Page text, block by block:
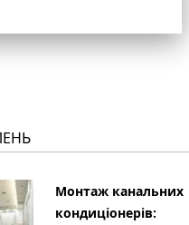
Монтаж канальних
кондиціонерів: